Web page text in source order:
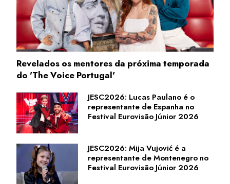
Revelados os mentores da próxima temporada
do 'The Voice Portugal'
JESC2026: Lucas Paulano é o
representante de Espanha no
Festival Eurovisão Júnior 2026
JESC2026: Mija Vujović é a
representante de Montenegro no
Festival Eurovisão Júnior 2026